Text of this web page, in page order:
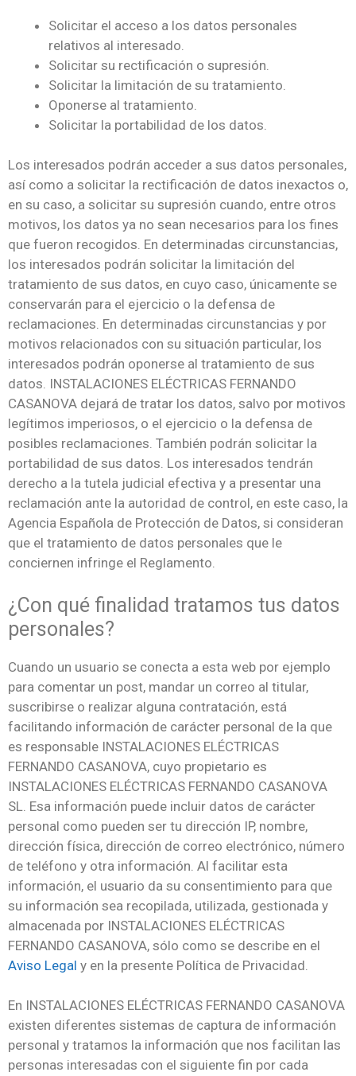
Solicitar el acceso a los datos personales
relativos al interesado.
Solicitar su rectificación o supresión.
Solicitar la limitación de su tratamiento.
Oponerse al tratamiento.
Solicitar la portabilidad de los datos.
Los interesados podrán acceder a sus datos personales,
así como a solicitar la rectificación de datos inexactos o,
en su caso, a solicitar su supresión cuando, entre otros
motivos, los datos ya no sean necesarios para los fines
que fueron recogidos. En determinadas circunstancias,
los interesados podrán solicitar la limitación del
tratamiento de sus datos, en cuyo caso, únicamente se
conservarán para el ejercicio o la defensa de
reclamaciones. En determinadas circunstancias y por
motivos relacionados con su situación particular, los
interesados podrán oponerse al tratamiento de sus
datos. INSTALACIONES ELÉCTRICAS FERNANDO
CASANOVA dejará de tratar los datos, salvo por motivos
legítimos imperiosos, o el ejercicio o la defensa de
posibles reclamaciones. También podrán solicitar la
portabilidad de sus datos. Los interesados tendrán
derecho a la tutela judicial efectiva y a presentar una
reclamación ante la autoridad de control, en este caso, la
Agencia Española de Protección de Datos, si consideran
que el tratamiento de datos personales que le
conciernen infringe el Reglamento.
¿Con qué finalidad tratamos tus datos
personales?
Cuando un usuario se conecta a esta web por ejemplo
para comentar un post, mandar un correo al titular,
suscribirse o realizar alguna contratación, está
facilitando información de carácter personal de la que
es responsable INSTALACIONES ELÉCTRICAS
FERNANDO CASANOVA, cuyo propietario es
INSTALACIONES ELÉCTRICAS FERNANDO CASANOVA
SL. Esa información puede incluir datos de carácter
personal como pueden ser tu dirección IP, nombre,
dirección física, dirección de correo electrónico, número
de teléfono y otra información. Al facilitar esta
información, el usuario da su consentimiento para que
su información sea recopilada, utilizada, gestionada y
almacenada por INSTALACIONES ELÉCTRICAS
FERNANDO CASANOVA, sólo como se describe en el
Aviso Legal y en la presente Política de Privacidad.
En INSTALACIONES ELÉCTRICAS FERNANDO CASANOVA
existen diferentes sistemas de captura de información
personal y tratamos la información que nos facilitan las
personas interesadas con el siguiente fin por cada